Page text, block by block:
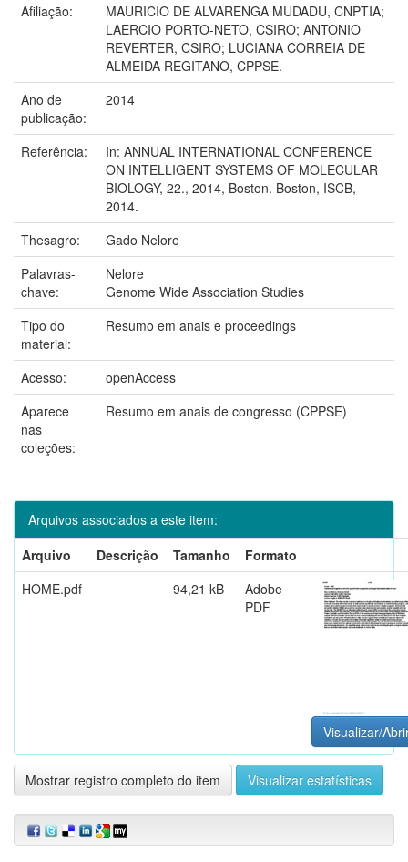
Afiliação:
MAURICIO DE ALVARENGA MUDADU, CNPTIA;
LAERCIO PORTO-NETO, CSIRO; ANTONIO
REVERTER, CSIRO; LUCIANA CORREIA DE
ALMEIDA REGITANO, CPPSE.
Ano de
publicação:
2014
Referência:
In: ANNUAL INTERNATIONAL CONFERENCE
ON INTELLIGENT SYSTEMS OF MOLECULAR
BIOLOGY, 22., 2014, Boston. Boston, ISCB,
2014.
Thesagro:
Gado Nelore
Palavras-
chave:
Nelore
Genome Wide Association Studies
Tipo do
material:
Resumo em anais e proceedings
Acesso:
openAccess
Aparece
nas
coleções:
Resumo em anais de congresso (CPPSE)
Arquivos associados a este item:
Arquivo
Descrição Tamanho
Formato
HOME.pdf
94,21 kB
Adobe
PDF
Visualizar/
Mostrar registro completo do item Visualizar estatísticas